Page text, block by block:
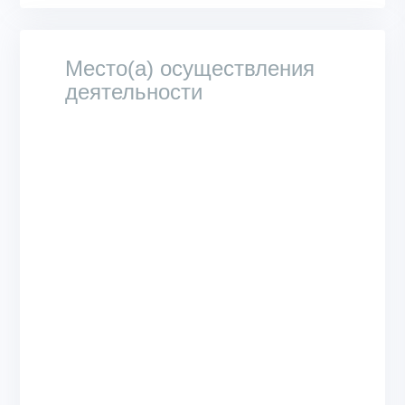
Место(а) осуществления
деятельности